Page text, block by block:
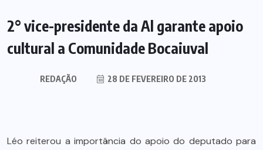
2° vice-presidente da Al garante apoio
cultural a Comunidade Bocaiuval
REDAÇÃO 28 DE FEVEREIRO DE 2013
Léo reiterou a importância do apoio do deputado para